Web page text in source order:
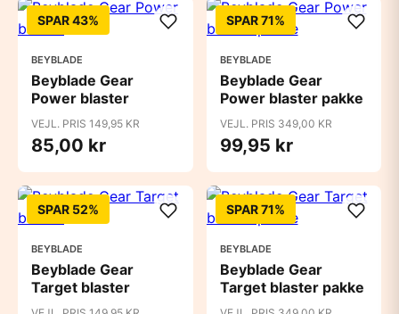
SPAR 43%
BEYBLADE
Beyblade Gear
Power blaster
VEJL. PRIS 149,95 KR
85,00 kr
SPAR 71%
BEYBLADE
Beyblade Gear
Power blaster pakke
VEJL. PRIS 349,00 KR
99,95 kr
SPAR 52%
BEYBLADE
Beyblade Gear
Target blaster
SPAR 71%
BEYBLADE
Beyblade Gear
Target blaster pakke